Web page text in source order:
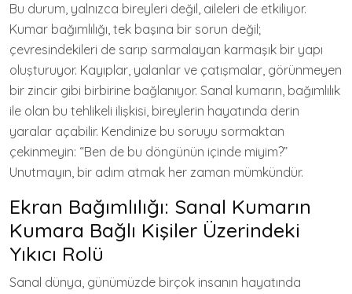
Bu durum, yalnızca bireyleri değil, aileleri de etkiliyor.
Kumar bağımlılığı, tek başına bir sorun değil;
çevresindekileri de sarıp sarmalayan karmaşık bir yapı
oluşturuyor. Kayıplar, yalanlar ve çatışmalar, görünmeyen
bir zincir gibi birbirine bağlanıyor. Sanal kumarın, bağımlılık
ile olan bu tehlikeli ilişkisi, bireylerin hayatında derin
yaralar açabilir. Kendinize bu soruyu sormaktan
çekinmeyin: “Ben de bu döngünün içinde miyim?”
Unutmayın, bir adım atmak her zaman mümkündür.
Ekran Bağımlılığı: Sanal Kumarın
Kumara Bağlı Kişiler Üzerindeki
Yıkıcı Rolü
Sanal dünya, günümüzde birçok insanın hayatında